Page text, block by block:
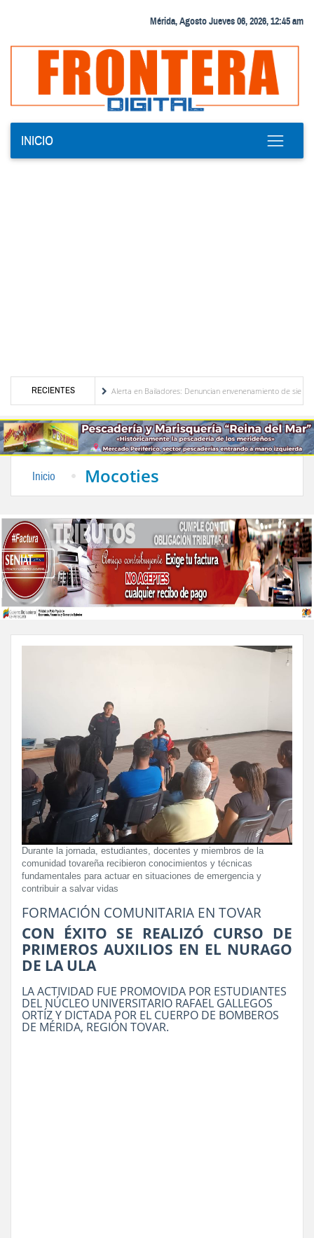
Mérida, Agosto Jueves 06, 2026, 12:45 am
INICIO
RECIENTESAlerta en Bailadores: Denuncian envenenamiento de siete mascotas en
Inicio Mocoties
Durante la jornada, estudiantes, docentes y miembros de la
comunidad tovareña recibieron conocimientos y técnicas
fundamentales para actuar en situaciones de emergencia y
contribuir a salvar vidas
FORMACIÓN COMUNITARIA EN TOVAR
CON ÉXITO SE REALIZÓ CURSO DE
PRIMEROS AUXILIOS EN EL NURAGO
DE LA ULA
LA ACTIVIDAD FUE PROMOVIDA POR ESTUDIANTES
DEL NÚCLEO UNIVERSITARIO RAFAEL GALLEGOS
ORTÍZ Y DICTADA POR EL CUERPO DE BOMBEROS
DE MÉRIDA, REGIÓN TOVAR.